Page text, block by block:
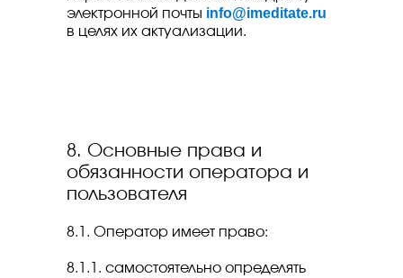
электронной почты info@imeditate.ru
в целях их актуализации.
8. Основные права и
обязанности оператора и
пользователя
8.1. Оператор имеет право:
8.1.1. самостоятельно определять